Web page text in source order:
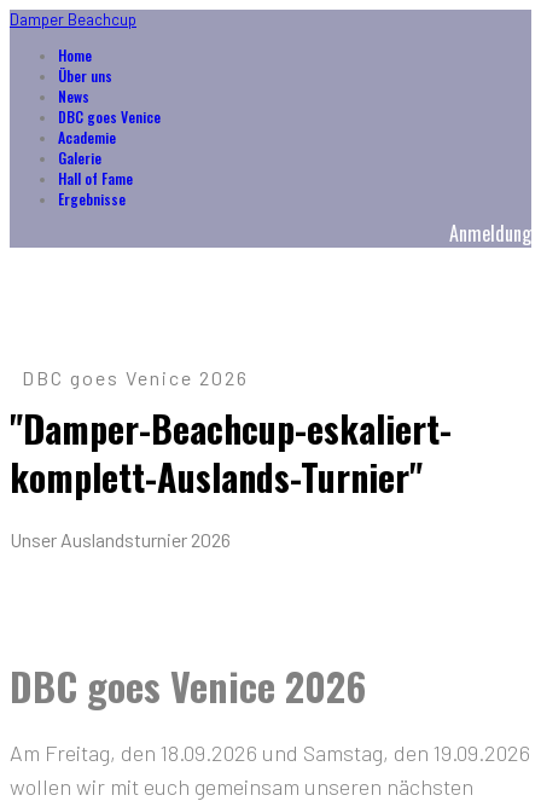
Damper Beachcup
Home
Über uns
News
DBC goes Venice
Academie
Galerie
Hall of Fame
Ergebnisse
Anmeldung
DBC goes Venice 2026
"Damper-Beachcup-eskaliert-
komplett-Auslands-Turnier"
Unser Auslandsturnier 2026
DBC goes Venice 2026
Am Freitag, den 18.09.2026 und Samstag, den 19.09.2026
wollen wir mit euch gemeinsam unseren nächsten